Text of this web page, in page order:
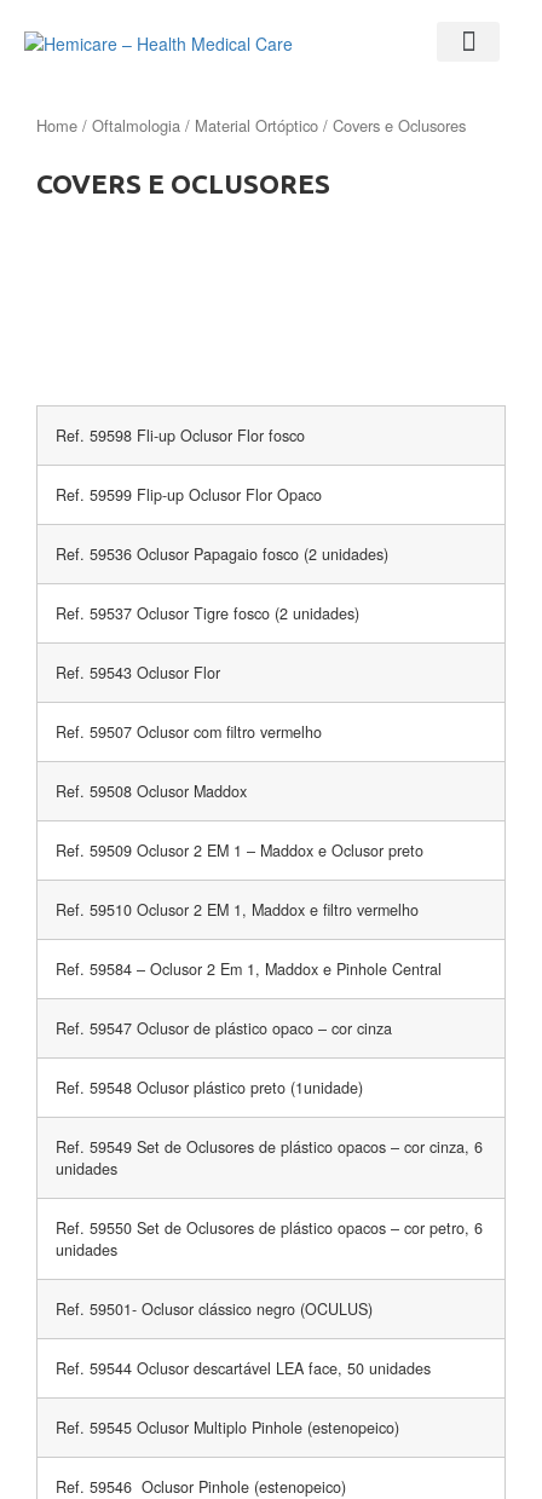
Home / Oftalmologia / Material Ortóptico / Covers e Oclusores
COVERS E OCLUSORES
Ref. 59598 Fli-up Oclusor Flor fosco
Ref. 59599 Flip-up Oclusor Flor Opaco
Ref. 59536 Oclusor Papagaio fosco (2 unidades)
Ref. 59537 Oclusor Tigre fosco (2 unidades)
Ref. 59543 Oclusor Flor
Ref. 59507 Oclusor com filtro vermelho
Ref. 59508 Oclusor Maddox
Ref. 59509 Oclusor 2 EM 1 – Maddox e Oclusor preto
Ref. 59510 Oclusor 2 EM 1, Maddox e filtro vermelho
Ref. 59584 – Oclusor 2 Em 1, Maddox e Pinhole Central
Ref. 59547 Oclusor de plástico opaco – cor cinza
Ref. 59548 Oclusor plástico preto (1unidade)
Ref. 59549 Set de Oclusores de plástico opacos – cor cinza, 6
unidades
Ref. 59550 Set de Oclusores de plástico opacos – cor petro, 6
unidades
Ref. 59501- Oclusor clássico negro (OCULUS)
Ref. 59544 Oclusor descartável LEA face, 50 unidades
Ref. 59545 Oclusor Multiplo Pinhole (estenopeico)
Ref. 59546 Oclusor Pinhole (estenopeico)